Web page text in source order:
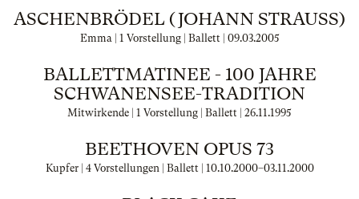
ASCHENBRÖDEL (JOHANN STRAUSS)
Emma | 1 Vorstellung | Ballett | 09.03.2005
BALLETTMATINEE - 100 JAHRE
SCHWANENSEE-TRADITION
Mitwirkende | 1 Vorstellung | Ballett | 26.11.1995
BEETHOVEN OPUS 73
Kupfer | 4 Vorstellungen | Ballett | 10.10.2000–03.11.2000